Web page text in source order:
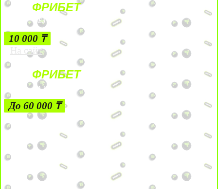
ФРИБЕТ
БЕЗ УСЛОВИЙ
10 000 ₸
На сайт
ФРИБЕТ
ЗА ДЕПОЗИТЫ
До 60 000 ₸